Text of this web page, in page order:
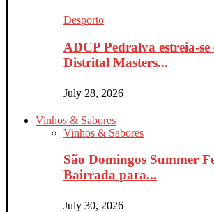
Desporto
ADCP Pedralva estreia-
Distrital Masters...
July 28, 2026
Vinhos & Sabores
Vinhos & Sabores
São Domingos Summer
Bairrada para...
July 30, 2026